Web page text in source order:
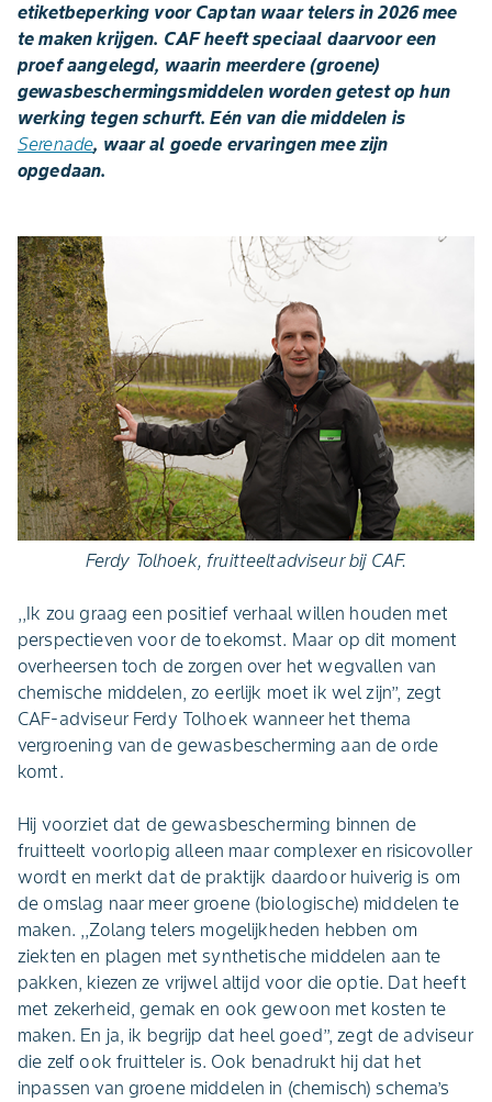
etiketbeperking voor Captan waar telers in 2026 mee
te maken krijgen. CAF heeft speciaal daarvoor een
proef aangelegd, waarin meerdere (groene)
gewasbeschermingsmiddelen worden getest op hun
werking tegen schurft. Eén van die middelen is
Serenade, waar al goede ervaringen mee zijn
opgedaan.
Ferdy Tolhoek, fruitteeltadviseur bij CAF.
,,Ik zou graag een positief verhaal willen houden met
perspectieven voor de toekomst. Maar op dit moment
overheersen toch de zorgen over het wegvallen van
chemische middelen, zo eerlijk moet ik wel zijn’’, zegt
CAF-adviseur Ferdy Tolhoek wanneer het thema
vergroening van de gewasbescherming aan de orde
komt.
Hij voorziet dat de gewasbescherming binnen de
fruitteelt voorlopig alleen maar complexer en risicovoller
wordt en merkt dat de praktijk daardoor huiverig is om
de omslag naar meer groene (biologische) middelen te
maken. ,,Zolang telers mogelijkheden hebben om
ziekten en plagen met synthetische middelen aan te
pakken, kiezen ze vrijwel altijd voor die optie. Dat heeft
met zekerheid, gemak en ook gewoon met kosten te
maken. En ja, ik begrijp dat heel goed’’, zegt de adviseur
die zelf ook fruitteler is. Ook benadrukt hij dat het
inpassen van groene middelen in (chemisch) schema’s